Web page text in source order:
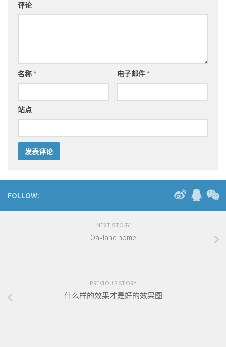
评论
名称* 电子邮件*
站点
FOLLOW:
NEXT STORY
Oakland home
PREVIOUS STORY
什么样的效果才是好的效果图